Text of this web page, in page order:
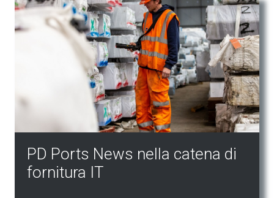
PD Ports News nella catena di
fornitura IT